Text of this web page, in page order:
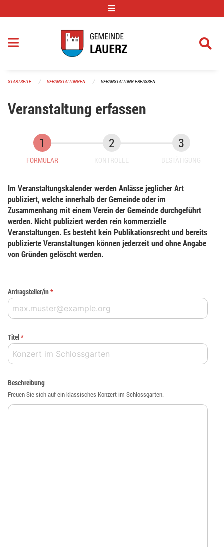
STARTSEITE VERANSTALTUNGEN VERANSTALTUNG ERFASSEN
Veranstaltung erfassen
FORMULAR KONTROLLE BESTÄTIGUNG
Im Veranstaltungskalender werden Anlässe jeglicher Art
publiziert, welche innerhalb der Gemeinde oder im
Zusammenhang mit einem Verein der Gemeinde durchgeführt
werden. Nicht publiziert werden rein kommerzielle
Veranstaltungen. Es besteht kein Publikationsrecht und bereits
publizierte Veranstaltungen können jederzeit und ohne Angabe
von Gründen gelöscht werden.
Antragsteller/in*
Titel*
Beschreibung
Freuen Sie sich auf ein klassisches Konzert im Schlossgarten.